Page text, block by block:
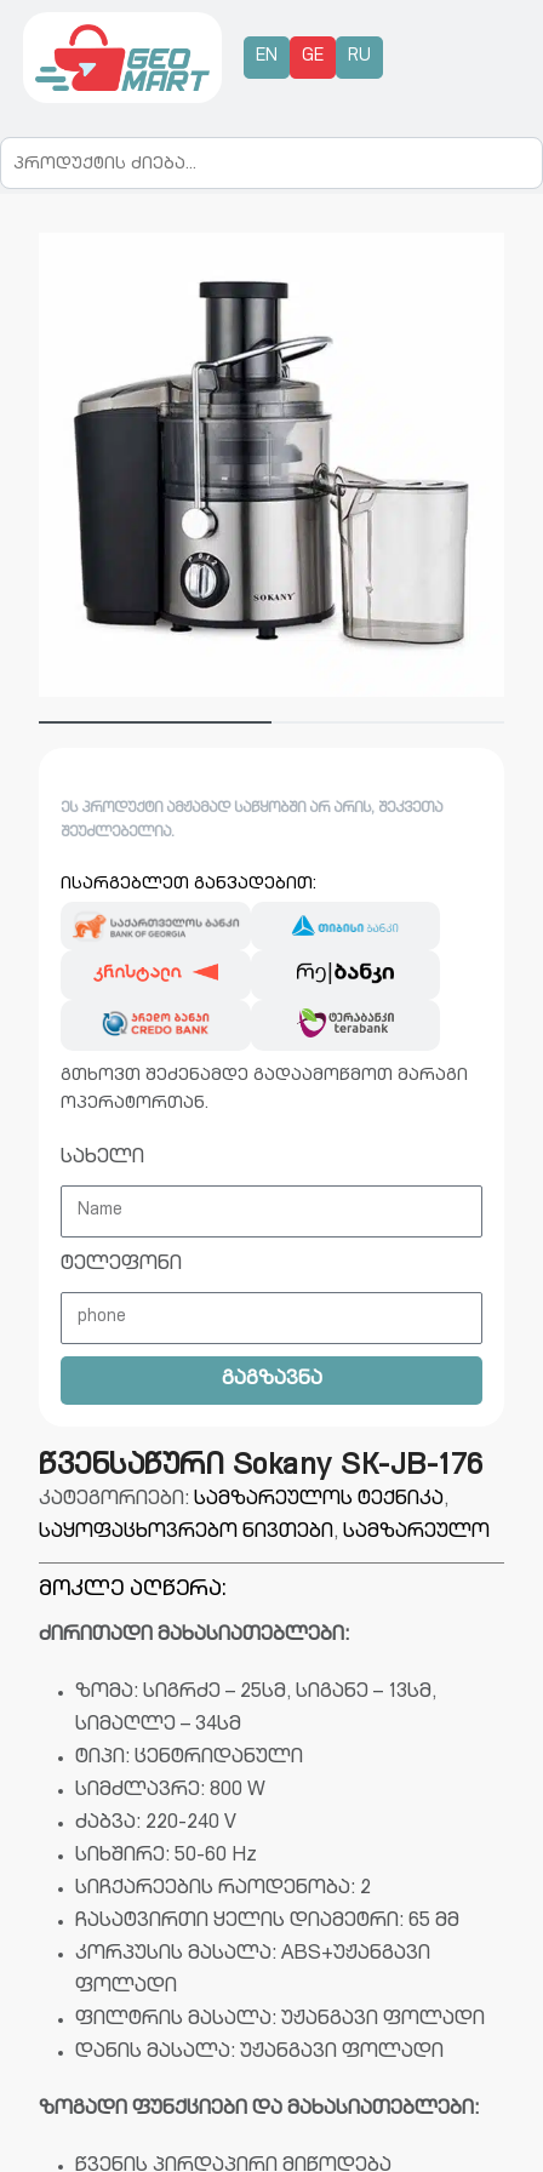
EN GE RU
ᲔᲡ ᲞᲠᲝᲓᲣᲥᲢᲘ ᲐᲛᲟᲐᲛᲐᲓ ᲡᲐᲬᲧᲝᲑᲨᲘ ᲐᲠ ᲐᲠᲘᲡ, ᲨᲔᲙᲕᲔᲗᲐ
ᲨᲔᲣᲫᲚᲔᲑᲔᲚᲘᲐ.
ისარგებლეთ განვადებით:
გთხოვთ შეძენამდე გადაამოწმოთ მარაგი
ოპერატორთან.
სახელი
ტელეფონი
გაგზავნა
წვენსაწური Sokany SK-JB-176
კატეგორიები: სამზარეულოს ტექნიკა,
საყოფაცხოვრებო ნივთები,სამზარეულო
მოკლე აღწერა:
ძირითადი მახასიათებლები:
ზომა: სიგრძე – 25სმ, სიგანე – 13სმ,
სიმაღლე – 34სმ
ტიპი: ცენტრიდანული
სიმძლავრე: 800 W
ძაბვა: 220-240 V
სიხშირე: 50-60 Hz
სიჩქარეების რაოდენობა: 2
ჩასატვირთი ყელის დიამეტრი: 65 მმ
კორპუსის მასალა: ABS+უჟანგავი
ფოლადი
ფილტრის მასალა: უჟანგავი ფოლადი
დანის მასალა: უჟანგავი ფოლადი
ზოგადი ფუნქციები და მახასიათებლები:
წვენის პირდაპირი მიწოდება